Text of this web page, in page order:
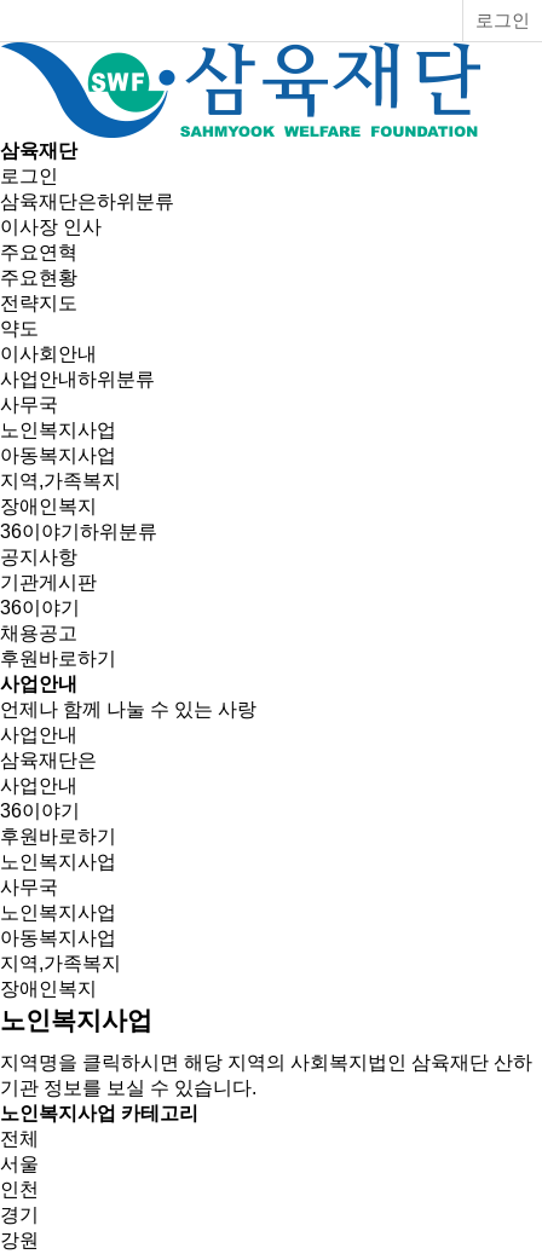
로그인
삼육재단
로그인
삼육재단은하위분류
이사장 인사
주요연혁
주요현황
전략지도
약도
이사회안내
사업안내하위분류
사무국
노인복지사업
아동복지사업
지역,가족복지
장애인복지
36이야기 하위분류
공지사항
기관게시판
36이야기
채용공고
후원바로하기
사업안내
언제나 함께 나눌 수 있는 사랑
사업안내
삼육재단은
사업안내
36이야기
후원바로하기
노인복지사업
사무국
노인복지사업
아동복지사업
지역,가족복지
장애인복지
노인복지사업
지역명을 클릭하시면 해당 지역의 사회복지법인 삼육재단 산하
기관 정보를 보실 수 있습니다.
노인복지사업 카테고리
전체
서울
인천
경기
강원